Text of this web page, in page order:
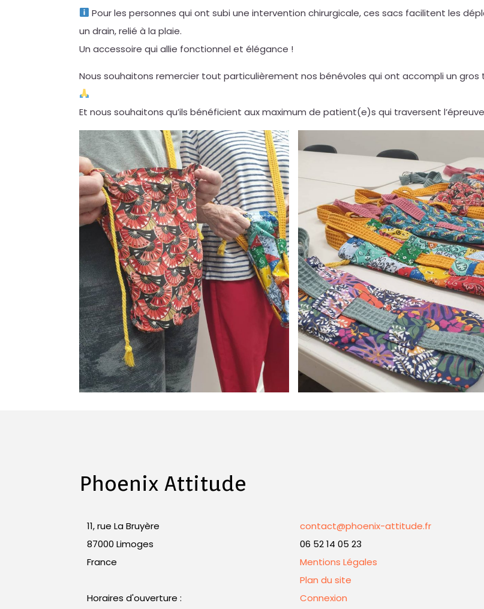
Pour les personnes qui ont subi une intervention chirurgicale, ces sacs facilitent les
un drain, relié à la plaie.
Un accessoire qui allie fonctionnel et élégance !
Nous souhaitons remercier tout particulièrement nos bénévoles qui ont accompli un
Et nous souhaitons qu’ils bénéficient aux maximum de patient(e)s qui traversent
Phoenix Attitude
11, rue La Bruyère
87000 Limoges
France
Horaires d'ouverture :
contact@phoenix-attitude.fr
06 52 14 05 23
Mentions Légales
Plan du site
Connexion